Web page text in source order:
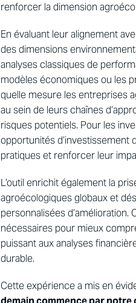
renforcer la dimension
En évaluant leur alignement
des dimensions
analyses classiques de
modèles économiques ou les
quelle mesure les entreprises
au sein de leurs chaînes
risques potentiels. Pour les
opportunités d’investissement
pratiques et renforcer leur
L’outil enrichit également la
agroécologiques globaux et
personnalisées
nécessaires pour mieux
puissant aux analyses
durable.
Cette expérience a mis en